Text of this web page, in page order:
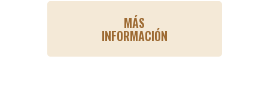
MÁS
INFORMACIÓN